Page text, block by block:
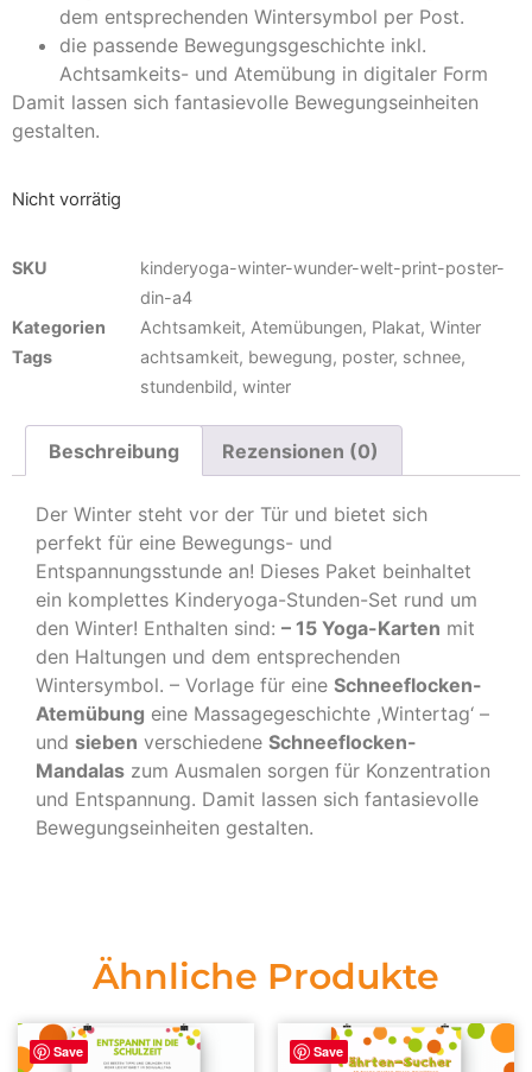
dem entsprechenden Wintersymbol per Post.
die passende Bewegungsgeschichte inkl.
Achtsamkeits- und Atemübung in digitaler Form
Damit lassen sich fantasievolle Bewegungseinheiten
gestalten.
Nicht vorrätig
SKU
kinderyoga-winter-wunder-welt-print-poster-
din-a4
Kategorien
Achtsamkeit, Atemübungen, Plakat, Winter
Tags
achtsamkeit, bewegung, poster, schnee,
stundenbild, winter
Beschreibung Rezensionen (0)
Der Winter steht vor der Tür und bietet sich
perfekt für eine Bewegungs- und
Entspannungsstunde an! Dieses Paket beinhaltet
ein komplettes Kinderyoga-Stunden-Set rund um
den Winter! Enthalten sind: – 15 Yoga-Karten mit
den Haltungen und dem entsprechenden
Wintersymbol. – Vorlage für eine Schneeflocken-
Atemübung eine Massagegeschichte ,Wintertag‘ –
und sieben verschiedene Schneeflocken-
Mandalas zum Ausmalen sorgen für Konzentration
und Entspannung. Damit lassen sich fantasievolle
Bewegungseinheiten gestalten.
Ähnliche Produkte
Save Save